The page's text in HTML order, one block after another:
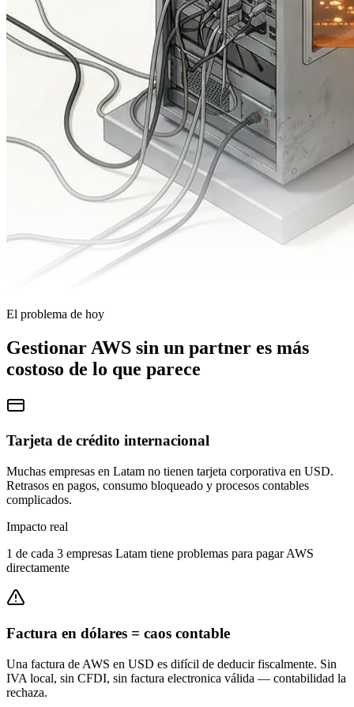
El problema de hoy
Gestionar AWS sin un partner es más
costoso de lo que parece
Tarjeta de crédito internacional
Muchas empresas en Latam no tienen tarjeta corporativa en USD.
Retrasos en pagos, consumo bloqueado y procesos contables
complicados.
Impacto real
1 de cada 3 empresas Latam tiene problemas para pagar AWS
directamente
Factura en dólares = caos contable
Una factura de AWS en USD es difícil de deducir fiscalmente. Sin
IVA local, sin CFDI, sin factura electronica válida — contabilidad la
rechaza.